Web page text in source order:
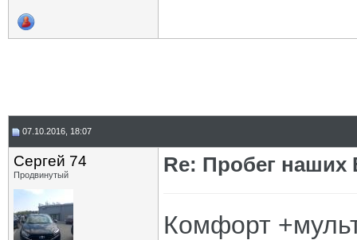
07.10.2016, 18:07
Сергей 74
Продвинутый Re: Пробег наших
Комфорт